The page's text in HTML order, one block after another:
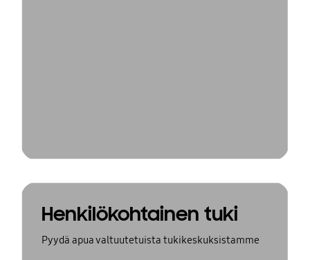
Henkilökohtainen tuki
Pyydä apua valtuutetuista tukikeskuksistamme